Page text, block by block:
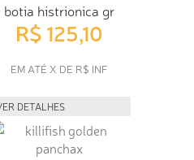
botia histrionica gr
R$ 125,10
EM ATÉ X DE R$ INF
DETALHES